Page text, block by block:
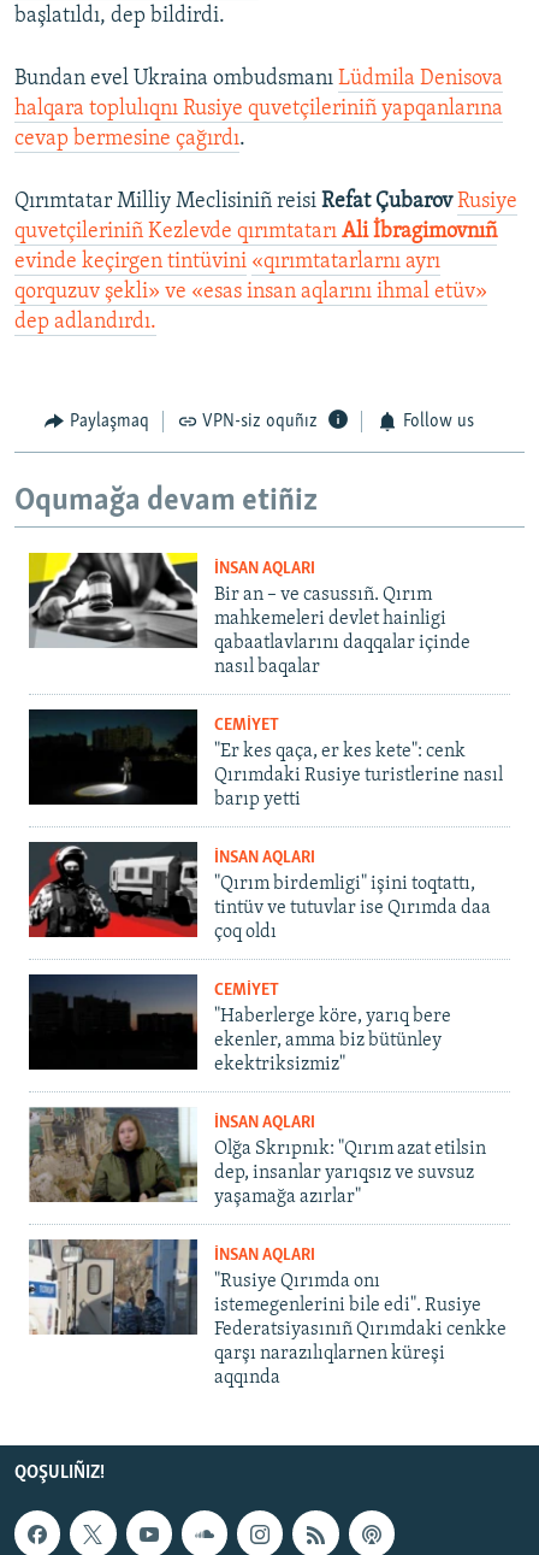
başlatıldı, dep bildirdi.
Bundan evel Ukraina ombudsmanı Lüdmila Denisova
halqara toplulıqnı Rusiye quvetçileriniñ yapqanlarına
cevap bermesine çağırdı.
Qırımtatar Milliy Meclisiniñ reisi Refat ÇubarovRusiye
quvetçileriniñ Kezlevde qırımtatarı Ali İbragimovnıñ
evinde keçirgen tintüvini «qırımtatarlarnı ayrı
qorquzuv şekli» ve «esas insan aqlarını ihmal etüv»
dep adlandırdı.
Paylaşmaq VPN-siz oquñız Follow us
Oqumağa devam etiñiz
İNSAN AQLARI
Bir an – ve casussıñ. Qırım
mahkemeleri devlet hainligi
qabaatlavlarını daqqalar içinde
nasıl baqalar
CEMİYET
"Er kes qaça, er kes kete": cenk
Qırımdaki Rusiye turistlerine nasıl
barıp yetti
İNSAN AQLARI
"Qırım birdemligi" işini toqtattı,
tintüv ve tutuvlar ise Qırımda daa
çoq oldı
CEMİYET
"Haberlerge köre, yarıq bere
ekenler, amma biz bütünley
ekektriksizmiz"
İNSAN AQLARI
Olğa Skrıpnık: "Qırım azat etilsin
dep, insanlar yarıqsız ve suvsuz
yaşamağa azırlar"
İNSAN AQLARI
"Rusiye Qırımda onı
istemegenlerini bile edi". Rusiye
Federatsiyasınıñ Qırımdaki cenkke
qarşı narazılıqlarnen küreşi
aqqında
QOŞULIÑIZ!